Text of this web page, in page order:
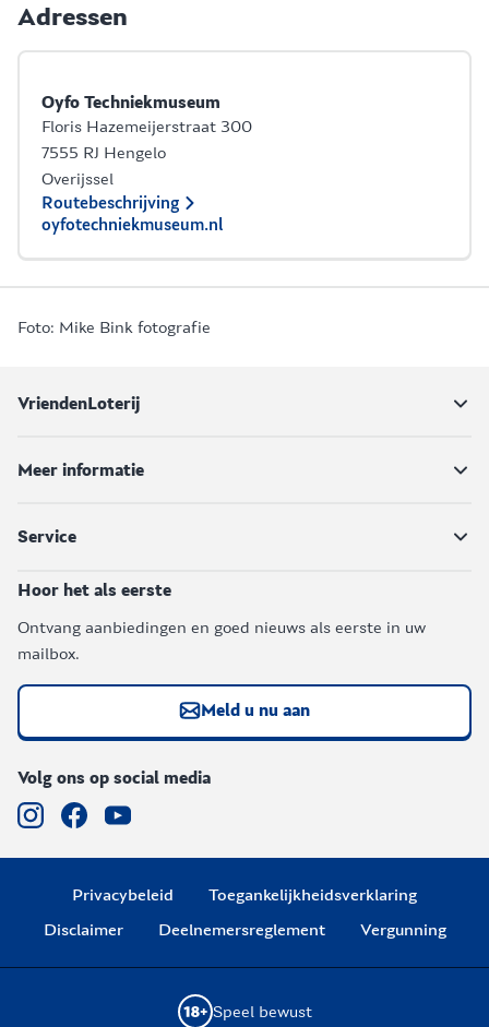
Adressen
Oyfo Techniekmuseum
Floris Hazemeijerstraat 300
7555 RJ Hengelo
Overijssel
Routebeschrijving
oyfotechniekmuseum.nl
Foto: Mike Bink fotografie
VriendenLoterij
Meer informatie
Service
Hoor het als eerste
Ontvang aanbiedingen en goed nieuws als eerste in uw
mailbox.
Meld u nu aan
Volg ons op social media
Privacybeleid
Toegankelijkheidsverklaring
Disclaimer
Deelnemersreglement Vergunning
Speel bewust